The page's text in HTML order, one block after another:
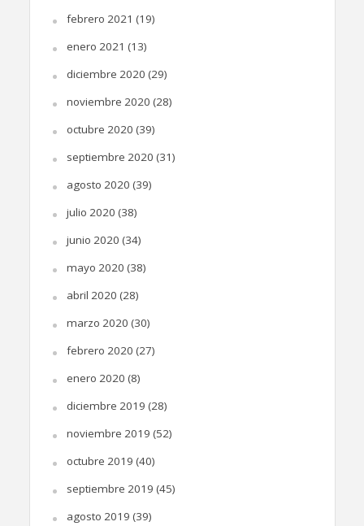
febrero 2021 (19)
enero 2021 (13)
diciembre 2020 (29)
noviembre 2020 (28)
octubre 2020 (39)
septiembre 2020 (31)
agosto 2020 (39)
julio 2020 (38)
junio 2020 (34)
mayo 2020 (38)
abril 2020 (28)
marzo 2020 (30)
febrero 2020 (27)
enero 2020 (8)
diciembre 2019 (28)
noviembre 2019 (52)
octubre 2019 (40)
septiembre 2019 (45)
agosto 2019 (39)